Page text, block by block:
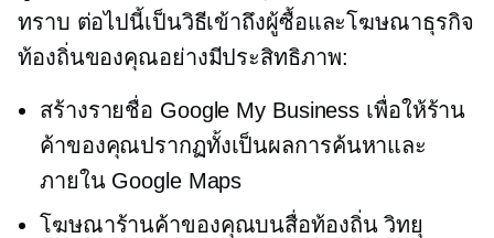
ทราบ ต่อไปนี้เป็นวิธีเข้าถึงผู้ซื้อและโฆษณาธุรกิจ
ท้องถิ่นของคุณอย่างมีประสิทธิภาพ:
สร้างรายชื่อ Google My Business เพื่อให้ร้าน
ค้าของคุณปรากฏทั้งเป็นผลการค้นหาและ
ภายใน Google Maps
โฆษณาร้านค้าของคุณบนสื่อท้องถิ่น วิทยุ